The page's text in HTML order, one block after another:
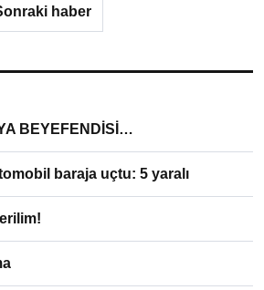
haber
BEYEFENDİSİ…
baraja uçtu: 5 yaralı